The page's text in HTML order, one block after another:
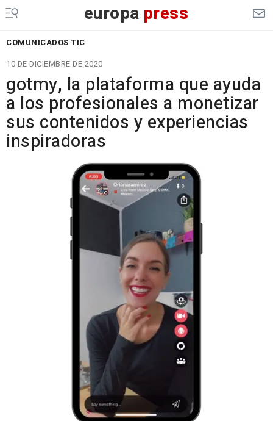
europa press
COMUNICADOS TIC
10 DE DICIEMBRE DE 2020
gotmy, la plataforma que ayuda
a los profesionales a monetizar
sus contenidos y experiencias
inspiradoras